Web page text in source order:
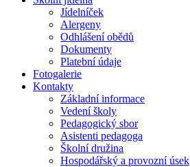
Jídelníček
Alergeny
Odhlášení obědů
Dokumenty
Platební údaje
Fotogalerie
Kontakty
Základní informace
Vedení školy
Pedagogický sbor
Asistenti pedagoga
Školní družina
Hospodářský a provozní úsek